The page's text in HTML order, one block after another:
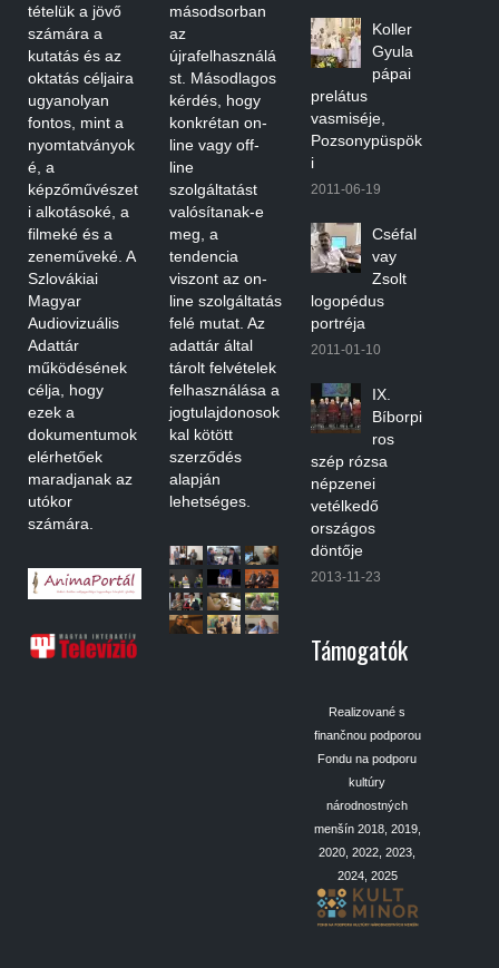
tételük a jövő
számára a
kutatás és az
oktatás céljaira
ugyanolyan
fontos, mint a
nyomtatványok
é, a
képzőművészet
i alkotásoké, a
filmeké és a
zeneműveké. A
Szlovákiai
Magyar
Audiovizuális
Adattár
működésének
célja, hogy
ezek a
dokumentumok
elérhetőek
maradjanak az
utókor
számára.
másodsorban
az
újrafelhasználá
st. Másodlagos
kérdés, hogy
konkrétan on-
line vagy off-
line
szolgáltatást
valósítanak-e
meg, a
tendencia
viszont az on-
line szolgáltatás
felé mutat. Az
adattár által
tárolt felvételek
felhasználása a
jogtulajdonosok
kal kötött
szerződés
alapján
lehetséges.
Koller
Gyula
pápai
prelátus
vasmiséje,
Pozsonypüspök
i
2011-06-19
Cséfal
vay
Zsolt
logopédus
portréja
2011-01-10
IX.
Bíborpi
ros
szép rózsa
népzenei
vetélkedő
országos
döntője
2013-11-23
Támogatók
Realizované s
finančnou podporou
Fondu na podporu
kultúry
národnostných
menšín 2018, 2019,
2020, 2022, 2023,
2024, 2025